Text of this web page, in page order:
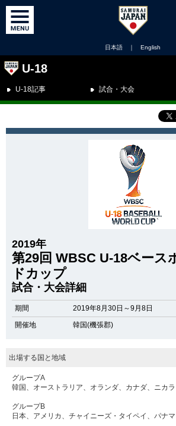
日本語 ｜ English
U-18
U-18記事 試合・大会
2019年
第29回 WBSC U-18ベース
ドカップ
試合・大会詳細
期間
2019年8月30日～9月8日
開催地
韓国(機張郡)
出場する国と地域
グループA
韓国、オーストラリア、オランダ、カナダ、ニカ
グループB
日本、アメリカ、チャイニーズ・タイペイ、パナ